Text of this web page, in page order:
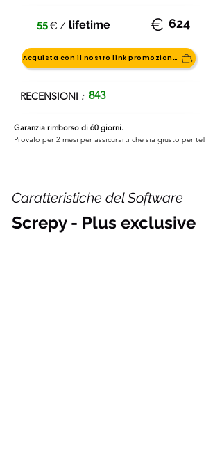
55€ / lifetime € 624
Acquista con il nostro link promozionale
RECENSIONI : 843
Garanzia rimborso di 60 giorni.
Provalo per 2 mesi per assicurarti che sia giusto per te!
Caratteristiche del Software
Screpy - Plus exclusive